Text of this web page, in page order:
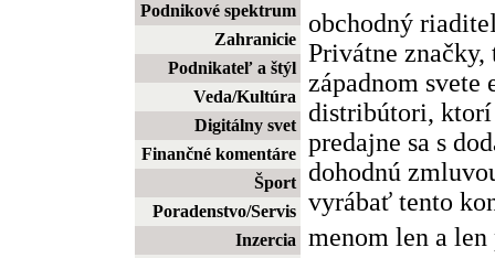
Podnikové spektrum
Zahranicie
Podnikateľ a štýl
Veda/Kultúra
Digitálny svet
Finančné komentáre
Šport
Poradenstvo/Servis
Inzercia
obchodný
Privátne značky,
západnom
distribútori, ktorí
predajne sa s
dohodnú
vyrábať tento
menom len a len